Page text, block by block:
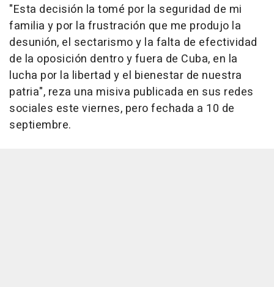
"Esta decisión la tomé por la seguridad de mi
familia y por la frustración que me produjo la
desunión, el sectarismo y la falta de efectividad
de la oposición dentro y fuera de Cuba, en la
lucha por la libertad y el bienestar de nuestra
patria", reza una misiva publicada en sus redes
sociales este viernes, pero fechada a 10 de
septiembre.